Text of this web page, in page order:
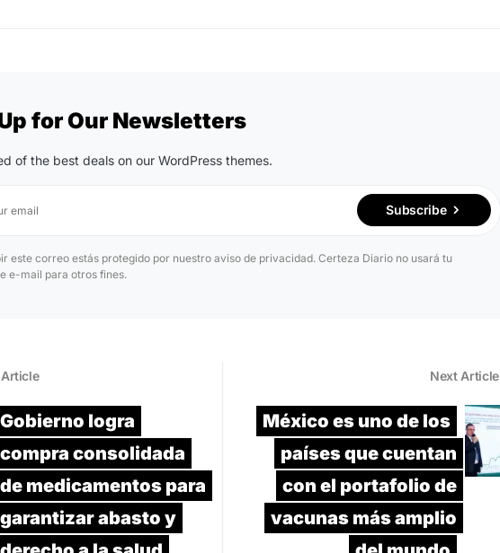
for Our Newsletters
of the best deals on our WordPress themes.
Subscribe
este correo estás protegido por nuestro aviso de privacidad. Certeza Diario no usará tu
e-mail para otros fines.
Gobierno logra
compra consolidada
de medicamentos para
garantizar abasto y
Next Article
México es uno de los
países que cuentan
con el portafolio de
vacunas más amplio